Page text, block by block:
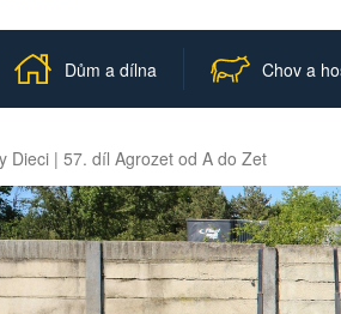
Dům a dílna Chov a
Dieci | 57. díl Agrozet od A do Zet